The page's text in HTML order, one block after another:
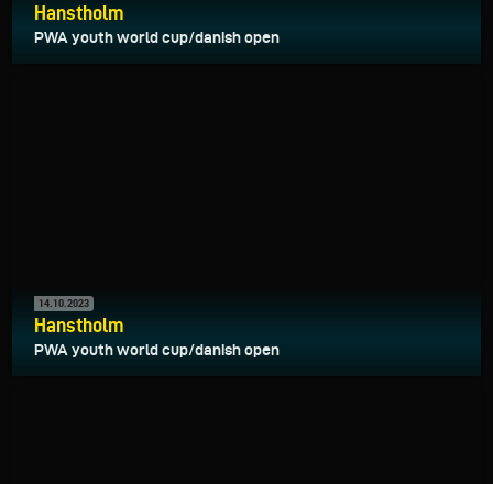
Hanstholm
PWA youth world cup/danish open
14.10.2023
Hanstholm
PWA youth world cup/danish open